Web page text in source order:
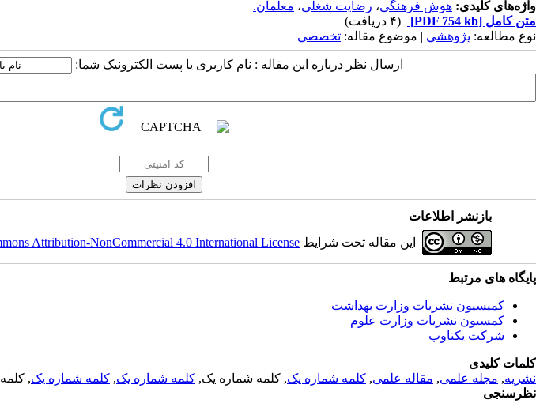
واژه‌های کلیدی: هوش فرهنگی، رضایت شغلی، معلمان.
متن کامل [PDF 754 kb]
(۴ دریافت)
نوع مطالعه: پژوهشي | موضوع مقاله: تخصصي
ارسال نظر درباره این مقاله : نام کاربری یا پست الکترونیک شما:
بازنشر اطلاعات
این مقاله تحت شرایط Attribution-NonCommercial 4.0 International License
پایگاه های مرتبط
کمیسیون نشریات وزارت بهداشت
کمسیون نشریات وزارت علوم
شرکت یکتاوب
کلمات کلیدی
نشریه, مجله علمی, مقاله علمی, کلمه شماره یک, کلمه شماره یک, کلمه شماره یک, کلمه شماره یک,
نظرسنجی